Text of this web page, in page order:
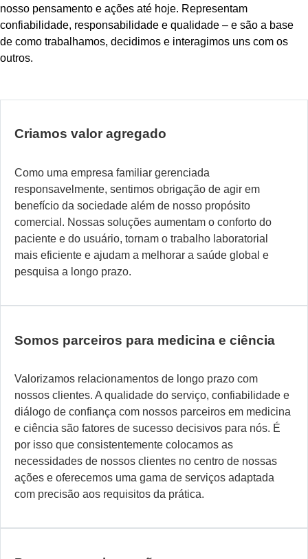
nosso pensamento e ações até hoje. Representam
confiabilidade, responsabilidade e qualidade – e são a base
de como trabalhamos, decidimos e interagimos uns com os
outros.
Criamos valor agregado
Como uma empresa familiar gerenciada
responsavelmente, sentimos obrigação de agir em
benefício da sociedade além de nosso propósito
comercial. Nossas soluções aumentam o conforto do
paciente e do usuário, tornam o trabalho laboratorial
mais eficiente e ajudam a melhorar a saúde global e
pesquisa a longo prazo.
Somos parceiros para medicina e ciência
Valorizamos relacionamentos de longo prazo com
nossos clientes. A qualidade do serviço, confiabilidade e
diálogo de confiança com nossos parceiros em medicina
e ciência são fatores de sucesso decisivos para nós. É
por isso que consistentemente colocamos as
necessidades de nossos clientes no centro de nossas
ações e oferecemos uma gama de serviços adaptada
com precisão aos requisitos da prática.